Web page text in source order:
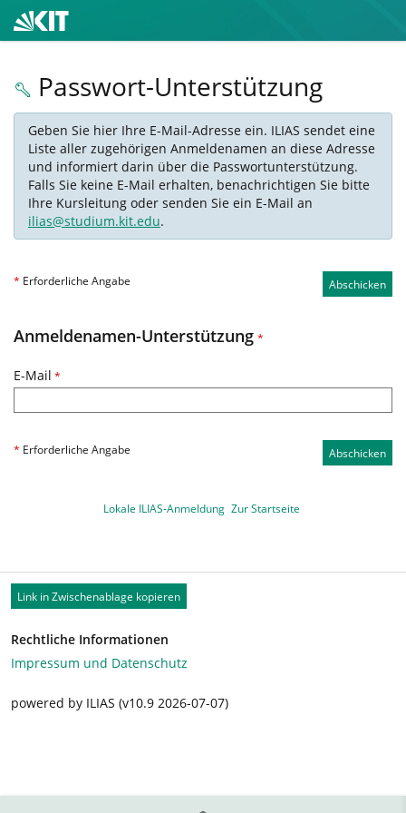
Passwort-Unterstützung
Geben Sie hier Ihre E-Mail-Adresse ein. ILIAS sendet eine
Liste aller zugehörigen Anmeldenamen an diese Adresse
und informiert darin über die Passwortunterstützung.
Falls Sie keine E-Mail erhalten, benachrichtigen Sie bitte
Ihre Kursleitung oder senden Sie ein E-Mail an
ilias@studium.kit.edu.
Abschicken
* Erforderliche Angabe
Anmeldenamen-Unterstützung *
E-Mail *
* Erforderliche Angabe Abschicken
Lokale ILIAS-Anmeldung Zur Startseite
Link in Zwischenablage kopieren
Rechtliche Informationen
Impressum und Datenschutz
powered by ILIAS (v10.9 2026-07-07)